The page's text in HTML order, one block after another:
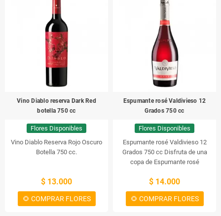
Vino Diablo reserva Dark Red
botella 750 cc
Flores Disponibles
Vino Diablo Reserva Rojo Oscuro
Botella 750 cc.
$ 13.000
🌻 COMPRAR FLORES
Espumante rosé Valdivieso 12
Grados 750 cc
Flores Disponibles
Espumante rosé Valdivieso 12
Grados 750 ccDisfruta de una
copa de Espumante rosé
bebida espumosa con un sabor
afrutado y una textura suave. Se
trata de un vino tinto muy ligero y
$ 14.000
🌻 COMPRAR FLORES